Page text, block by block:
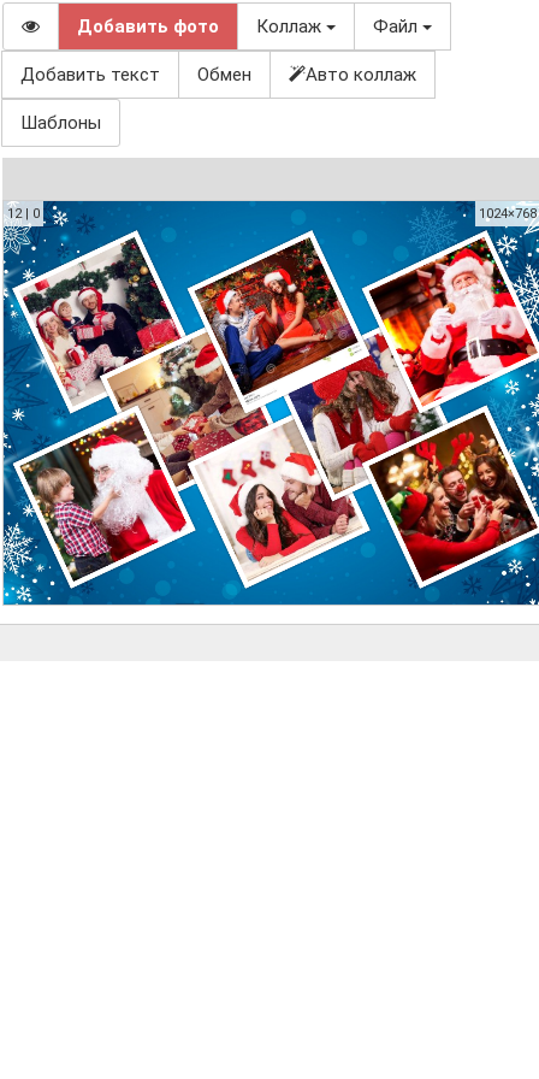
Добавить фото Коллаж Файл
Добавить текст Обмен Авто коллаж
Шаблоны
12 | 0 1024×768